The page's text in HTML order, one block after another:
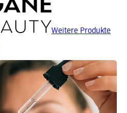
Weitere Produkte